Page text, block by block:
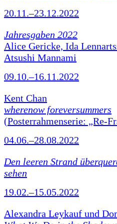
20.11.–23.12.2022
Jahresgaben 2022
Alice Gericke, Ida
Atsushi Mannami
09.10.–16.11.2022
Kent Chan
wherenow foreversummers
(Posterrahmenserie: „Re-
04.06.–28.08.2022
Den leeren Strand
sehen
19.02.–15.05.2022
Alexandra Leykauf und